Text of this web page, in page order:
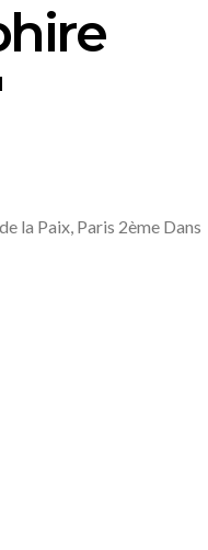
la Paix, Paris 2ème Dans